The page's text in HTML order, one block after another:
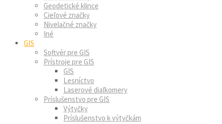
Geodetické klince
Cieľové značky
Nivelačné značky
Iné
GIS
Softvér pre GIS
Prístroje pre GIS
GIS
Lesníctvo
Laserové diaľkomery
Príslušenstvo pre GIS
Výtyčky
Príslušenstvo k výtyčkám